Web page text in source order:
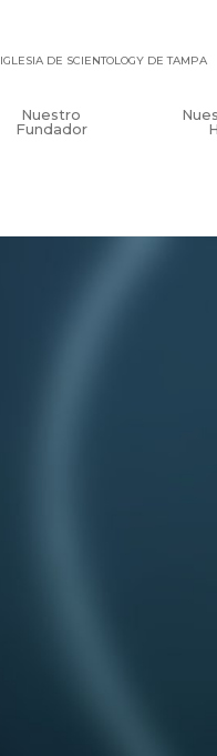
IGLESIA DE SCIENTOLOGY DE TAMPA
Nuestro
Fundador